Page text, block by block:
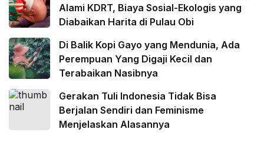
Alami KDRT, Biaya Sosial-Ekologis yang
Diabaikan Harita di Pulau Obi
Di Balik Kopi Gayo yang Mendunia, Ada
Perempuan Yang Digaji Kecil dan
Terabaikan Nasibnya
Gerakan Tuli Indonesia Tidak Bisa
Berjalan Sendiri dan Feminisme
Menjelaskan Alasannya